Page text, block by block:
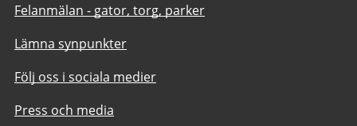
Felanmälan - gator, torg, parker
Lämna synpunkter
Följ oss i sociala medier
Press och media